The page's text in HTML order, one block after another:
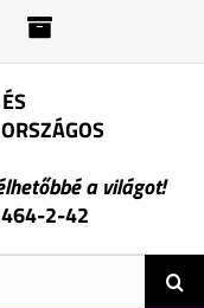
a világot!
2-42